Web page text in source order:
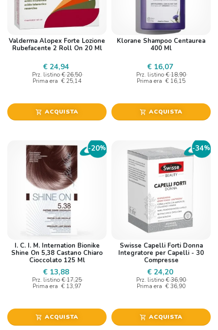
Valderma Alopex Forte Lozione
Rubefacente 2 Roll On 20 Ml
€ 24,94
Prz. listino € 26,50
Prima era € 25,14
shopping_cart ACQUISTA
Klorane Shampoo Centaurea
400 Ml
€ 16,07
Prz. listino € 18,90
Prima era € 16,15
shopping_cart ACQUISTA
-20%
I. C. I. M. Internation Bionike
Shine On 5,38 Castano Chiaro
Cioccolato 125 Ml
€ 13,88
Prz. listino € 17,25
Prima era € 13,97
shopping_cart ACQUISTA
-34%
Swisse Capelli Forti Donna
Integratore per Capelli - 30
Compresse
€ 24,20
Prz. listino € 36,90
Prima era € 36,90
shopping_cart ACQUISTA